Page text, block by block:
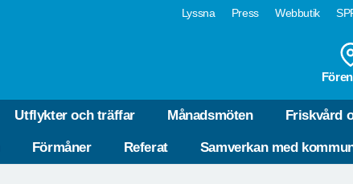
Lyssna Press Webbutik
Utflykter och träffar Månadsmöten Friskvård
Förmåner Referat Samverkan med